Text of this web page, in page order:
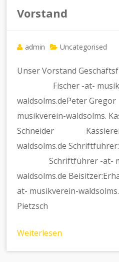
Vorstand
admin Uncategorised
Unser Vorstand
Fischer -at-
waldsolms.dePeter
musikverein-waldsolms.
Schneider Kassierer -
waldsolms.de
Schriftführer -at-
waldsolms.de
at- musikverein-
Pietzsch
Weiterlesen